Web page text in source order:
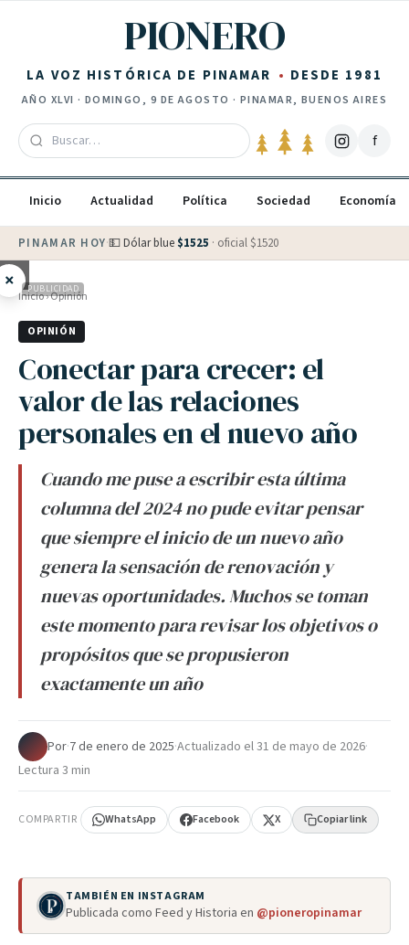
PIONERO
LA VOZ HISTÓRICA DE PINAMAR DESDE 1981
AÑO XLVI · DOMINGO, 9 DE AGOSTO · PINAMAR, BUENOS AIRES
f
Inicio Actualidad Política Sociedad Economía
PINAMAR HOY·💵 Dólar blue $1525 · oficial $1520
× PUBLICIDAD
Inicio›Opinión
OPINIÓN
Conectar para crecer: el
valor de las relaciones
personales en el nuevo año
Cuando me puse a escribir esta última
columna del 2024 no pude evitar pensar
que siempre el inicio de un nuevo año
genera la sensación de renovación y
nuevas oportunidades. Muchos se toman
este momento para revisar los objetivos o
propósitos que se propusieron
exactamente un año
Por·7 de enero de 2025·Actualizado el31 de mayo de 2026·
Lectura 3 min
COMPARTIR WhatsApp Facebook X Copiar link
TAMBIÉN EN INSTAGRAM
Publicada como Feed y Historia en @pioneropinamar